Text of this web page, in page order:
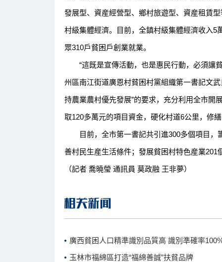
發展型、資産經營型、鄉村旅遊型、資産租賃
村級集體經濟。目前，全鎮村級集體經濟收入5
眾310戶貧困戶創業就業。
“這既是宣傳活動，也是惠民行動，必須讓
州區南江街道廣恩村貧困村黨組織第一書記文
持農業農村優先發展”的要求，充分利用全市開
取120多萬元的項目資金，硬化村道6公里，修
目前，全市第一書記共引進300多個項目，
善村民生産生活條件；發展貧困村特色産業
（記者 喬曉瑩 通訊員 莫政融 王非夢）
廣西貧困人口精準識別品質高 識別準確率
玉林市福綿區打造“福綿善誠”扶貧品牌